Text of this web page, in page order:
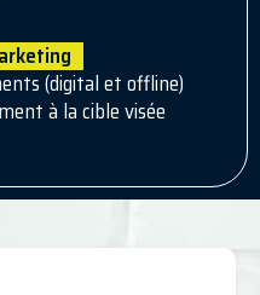
(digital et offline)
à la cible visée